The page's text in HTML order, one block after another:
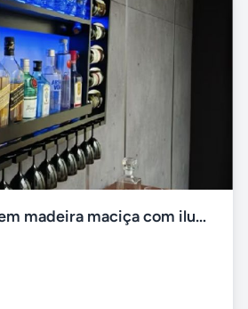
Adega barzinho em madeira maciça com iluminação em led azul